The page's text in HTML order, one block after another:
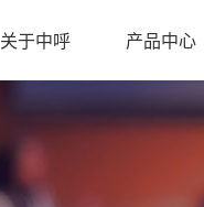
关于中呼 产品中心